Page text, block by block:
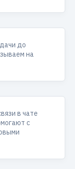
до
на
в чате
с